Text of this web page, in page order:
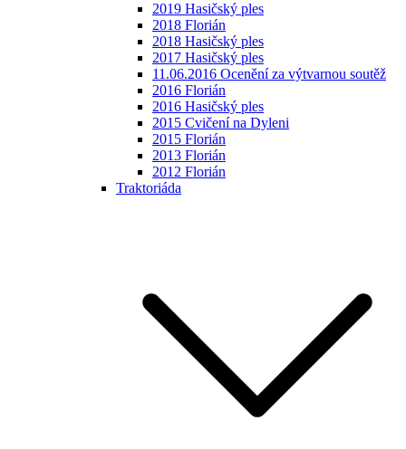
2019 Hasičský ples
2018 Florián
2018 Hasičský ples
2017 Hasičský ples
11.06.2016 Ocenění za výtvarnou soutěž
2016 Florián
2016 Hasičský ples
2015 Cvičení na Dyleni
2015 Florián
2013 Florián
2012 Florián
Traktoriáda